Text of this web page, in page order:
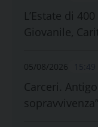
L’Estate di
Giovanile,
05/08/2026
Carceri.
sopravvivenza”